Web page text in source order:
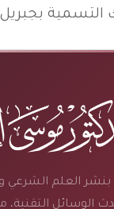
التسمية
العلم الشرعي
الوسائل التقنية،